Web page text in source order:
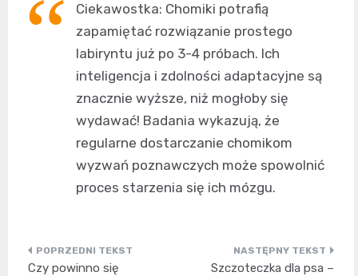
Ciekawostka: Chomiki potrafią
zapamiętać rozwiązanie prostego
labiryntu już po 3-4 próbach. Ich
inteligencja i zdolności adaptacyjne są
znacznie wyższe, niż mogłoby się
wydawać! Badania wykazują, że
regularne dostarczanie chomikom
wyzwań poznawczych może spowolnić
proces starzenia się ich mózgu.
Nawigacja
Czy powinno się
Szczoteczka dla psa –